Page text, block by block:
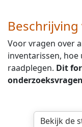
Voor vragen over
inventarissen,
raadplegen. Dit
Bekijk de